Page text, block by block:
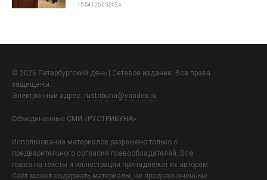
15:54 | 25-05-2024
© 2026 Петербургский день | Сетевое издание. Все права
защищены.
Электронный адрес: rustribuna@yandex.ru
Объединенные СМИ «РУСТРИБУНА»
Использование материалов разрешено только с
предварительного согласия правообладателей. Все
права на тексты и иллюстрации принадлежат их авторам.
Сайт может содержать материалы, не предназначенные